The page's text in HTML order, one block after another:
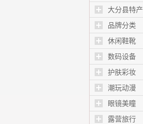
大分县特产
品牌分类
休闲鞋靴
数码设备
护肤彩妆
潮玩动漫
眼镜美瞳
露营旅行